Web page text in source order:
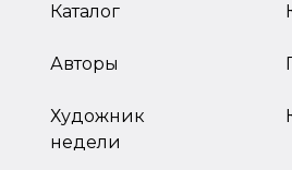
Каталог
Авторы
Художник
недели